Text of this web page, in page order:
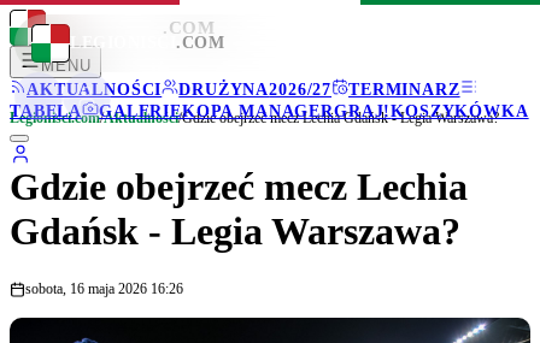
LEGIONISCI .COM
MENU
AKTUALNOŚCI
DRUŻYNA2026/27
TERMINARZ
TABELA
GALERIEKOPA MANAGERGRAJ!KOSZYKÓWKA
LEGIONISCI .COM
Legionisci.com/Aktualności/Gdzie obejrzeć mecz Lechia Gdańsk - Legia Warszawa?
Gdzie obejrzeć mecz Lechia
Gdańsk - Legia Warszawa?
sobota, 16 maja 2026 16:26